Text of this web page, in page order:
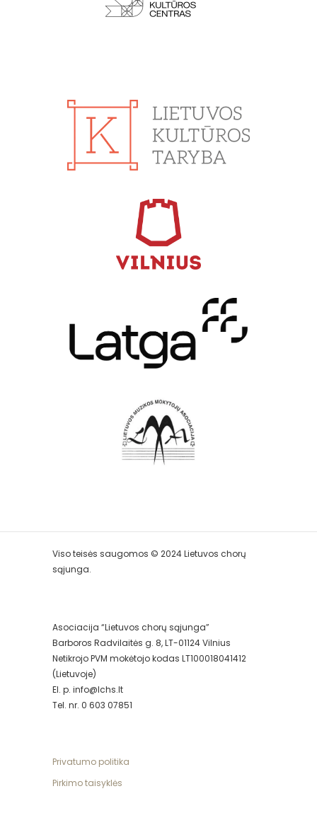
Viso teisės saugomos © 2024 Lietuvos chorų
sąjunga.
Asociacija “Lietuvos chorų sąjunga”
Barboros Radvilaitės g. 8, LT-01124 Vilnius
Netikrojo PVM mokėtojo kodas LT100018041412
(Lietuvoje)
El. p. info@lchs.lt
Tel. nr. 0 603 07851
Privatumo politika
Pirkimo taisyklės